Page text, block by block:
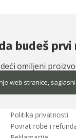
web stranice,
budeš
omiljeni
Politika privatnosti
Povrat robe i